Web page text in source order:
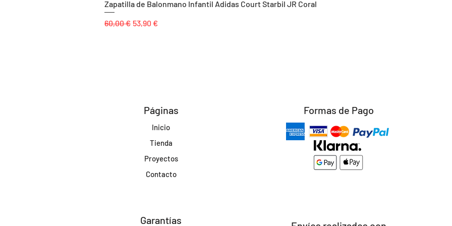
Zapatilla de Balonmano Infantil Adidas Court Starbil JR Coral
Precio
60,00 € Precio de oferta
53,90 €
Páginas
Inicio
Tienda
Proyectos
Contacto
Garantías
Formas de Pago